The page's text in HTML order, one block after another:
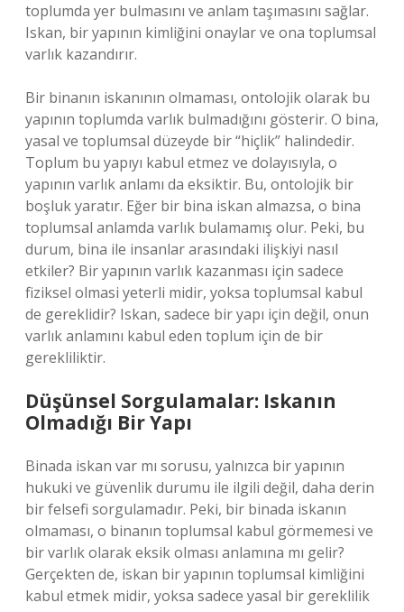
toplumda yer bulmasını ve anlam taşımasını sağlar.
Iskan, bir yapının kimliğini onaylar ve ona toplumsal
varlık kazandırır.
Bir binanın iskanının olmaması, ontolojik olarak bu
yapının toplumda varlık bulmadığını gösterir. O bina,
yasal ve toplumsal düzeyde bir “hiçlik” halindedir.
Toplum bu yapıyı kabul etmez ve dolayısıyla, o
yapının varlık anlamı da eksiktir. Bu, ontolojik bir
boşluk yaratır. Eğer bir bina iskan almazsa, o bina
toplumsal anlamda varlık bulamamış olur. Peki, bu
durum, bina ile insanlar arasındaki ilişkiyi nasıl
etkiler? Bir yapının varlık kazanması için sadece
fiziksel olmasi yeterli midir, yoksa toplumsal kabul
de gereklidir? Iskan, sadece bir yapı için değil, onun
varlık anlamını kabul eden toplum için de bir
gerekliliktir.
Düşünsel Sorgulamalar: Iskanın
Olmadığı Bir Yapı
Binada iskan var mı sorusu, yalnızca bir yapının
hukuki ve güvenlik durumu ile ilgili değil, daha derin
bir felsefi sorgulamadır. Peki, bir binada iskanın
olmaması, o binanın toplumsal kabul görmemesi ve
bir varlık olarak eksik olması anlamına mı gelir?
Gerçekten de, iskan bir yapının toplumsal kimliğini
kabul etmek midir, yoksa sadece yasal bir gereklilik